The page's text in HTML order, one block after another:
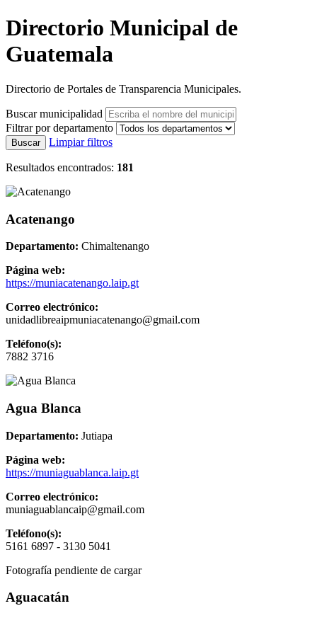
Directorio Municipal de
Guatemala
Directorio de Portales de Transparencia Municipales.
Buscar municipalidad
Filtrar por departamento
Buscar Limpiar filtros
Resultados encontrados: 181
Acatenango
Departamento: Chimaltenango
Página web:
https://muniacatenango.laip.gt
Correo electrónico:
unidadlibreaipmuniacatenango@gmail.com
Teléfono(s):
7882 3716
Agua Blanca
Departamento: Jutiapa
Página web:
https://muniaguablanca.laip.gt
Correo electrónico:
muniaguablancaip@gmail.com
Teléfono(s):
5161 6897 - 3130 5041
Fotografía pendiente de cargar
Aguacatán